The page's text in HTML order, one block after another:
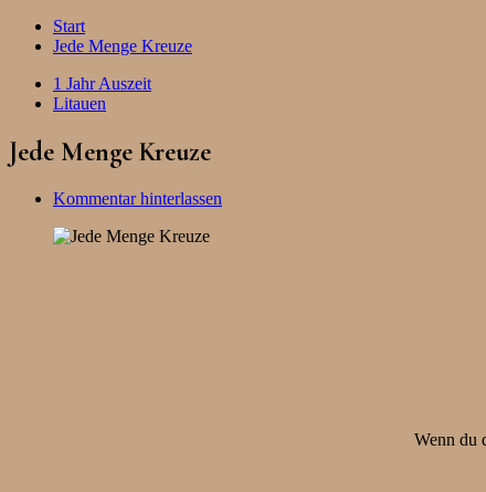
Start
Jede Menge Kreuze
1 Jahr Auszeit
Litauen
Jede Menge Kreuze
Kommentar hinterlassen
Wenn du